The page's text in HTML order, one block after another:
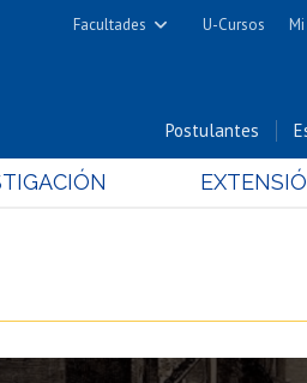
Facultades
Cs. Físicas y Matemáticas
Cs. Químicas y Farmacéuticas
Estudios Avanzados en Educación
U-Cursos
Postulantes